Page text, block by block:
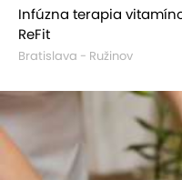
Infúzna terapia
ReFit
Bratislava - Ružinov